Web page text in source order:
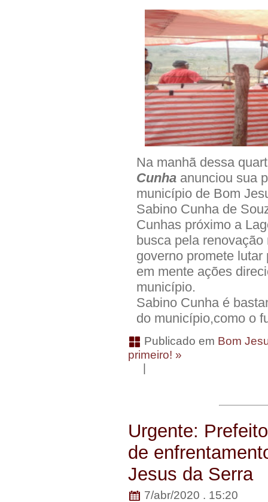
Na manhã dessa
Cunha anunciou sua
município de Bom
Sabino Cunha de
Cunhas próximo a
busca pela
governo promete
em mente ações
município.
Sabino Cunha é
do município,como o
Publicado em Bom
primeiro! »
Urgente:
de
Jesus da Serra
7/abr/2020 . 15:20